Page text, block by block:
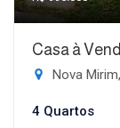
Casa à
Nova
4 Quartos